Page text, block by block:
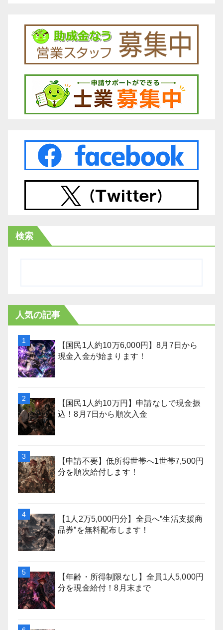
検索
人気の記事
【国民1人約10万6,000円】8月7日から
現金入金が始まります！
【国民1人約10万円】申請なしで現金振
込！8月7日から順次入金
【申請不要】低所得世帯へ1世帯7,500円
分を順次給付します！
【1人2万5,000円分】全員へ”生活支援商
品券”を無料配布します！
【年齢・所得制限なし】全員1人5,000円
分を現金給付！8月末まで